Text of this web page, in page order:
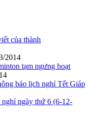
của thành
2014
tạm ngưng hoạt
báo lịch nghỉ Tết Giáp
ngày thứ 6 (6-12-